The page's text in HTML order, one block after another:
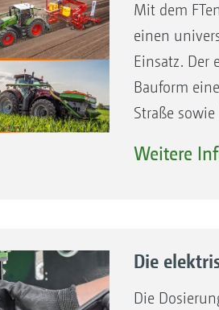
Mit dem
einen
Einsatz. Der
Bauform
Straße
Die
erfolgt über
Weitere
Die
Die